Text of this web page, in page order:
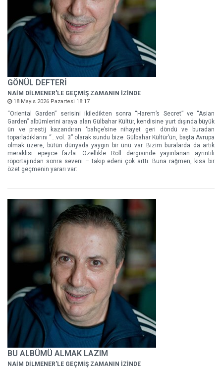
GÖNÜL DEFTERİ
NAİM DİLMENER'LE GEÇMİŞ ZAMANIN İZİNDE
18 Mayıs 2026 Pazartesi 18:17
“Oriental Garden” serisini ikiledikten sonra “Harem’s Secret” ve “Asian
Garden” albümlerini araya alan Gülbahar Kültür, kendisine yurt dışında büyük
ün ve prestij kazandıran ‘bahçe’sine nihayet geri döndü ve buradan
toparladıklarını “…vol. 3” olarak sundu bize. Gülbahar Kültür’ün, başta Avrupa
olmak üzere, bütün dünyada yaygın bir ünü var. Bizim buralarda da artık
meraklısı epeyce fazla. Özellikle Roll dergisinde yayınlanan ayrıntılı
röportajından sonra seveni – takip edeni çok arttı. Buna rağmen, kısa bir
özet geçmenin yararı var:
BU ALBÜMÜ ALMAK LAZIM
NAİM DİLMENER'LE GEÇMİŞ ZAMANIN İZİNDE